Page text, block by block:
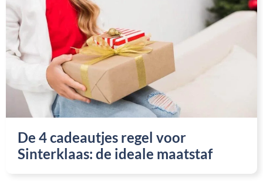
De 4 cadeautjes regel voor
Sinterklaas: de ideale maatstaf